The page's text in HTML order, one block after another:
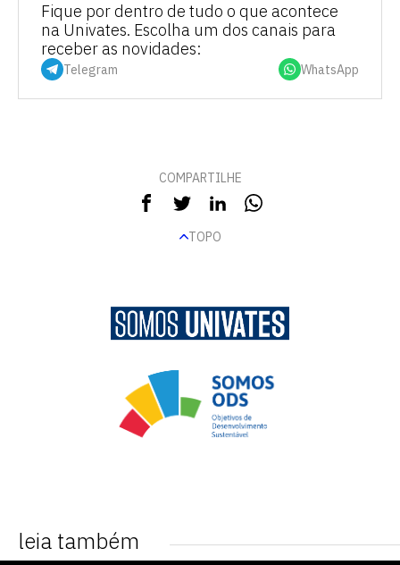
Fique por dentro de tudo o que acontece
na Univates. Escolha um dos canais para
receber as novidades:
Telegram WhatsApp
COMPARTILHE
TOPO
leia também